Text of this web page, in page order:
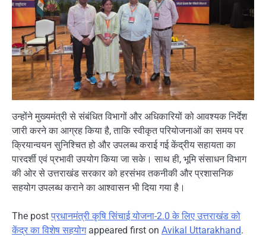
उन्होंने मुख्यमंत्री से संबंधित विभागों और अधिकारियों को आवश्यक निर्देश
जारी करने का आग्रह किया है, ताकि स्वीकृत परियोजनाओं का समय पर
क्रियान्वयन सुनिश्चित हो और उपलब्ध कराई गई केंद्रीय सहायता का
पारदर्शी एवं प्रभावी उपयोग किया जा सके। साथ ही, भूमि संसाधन विभाग
की ओर से उत्तराखंड सरकार को हरसंभव तकनीकी और प्रशासनिक
सहयोग उपलब्ध कराने का आश्वासन भी दिया गया है।
The postप्रधानमंत्री कृषि सिंचाई योजना-2.0 के लिए उत्तराखंड को
केंद्र का विशेष सहयोगappeared first on Avikal Uttarakhand.